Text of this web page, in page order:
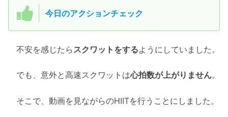
今日のアクションチェック
不安を感じたらスクワットをするようにしていました。
でも、意外と高速スクワットは心拍数が上がりません。
そこで、動画を見ながらのHIITを行うことにしました。